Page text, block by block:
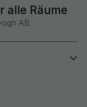
alle Räume
AB